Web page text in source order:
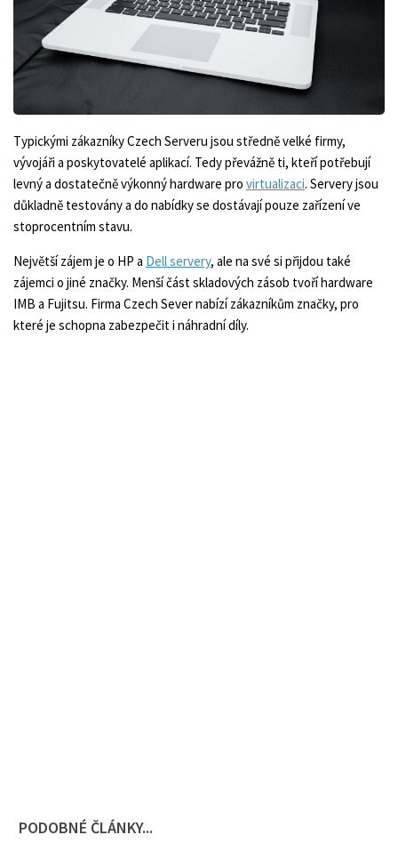
Typickými zákazníky Czech Serveru jsou středně velké firmy,
vývojáři a poskytovatelé aplikací. Tedy převážně ti, kteří potřebují
levný a dostatečně výkonný hardware pro virtualizaci. Servery jsou
důkladně testovány a do nabídky se dostávají pouze zařízení ve
stoprocentním stavu.
Největší zájem je o HP a Dell servery, ale na své si přijdou také
zájemci o jiné značky. Menší část skladových zásob tvoří hardware
IMB a Fujitsu. Firma Czech Sever nabízí zákazníkům značky, pro
které je schopna zabezpečit i náhradní díly.
PODOBNÉ ČLÁNKY...